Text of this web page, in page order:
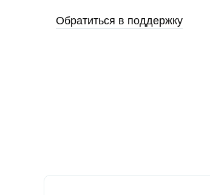
Обратиться в поддержку